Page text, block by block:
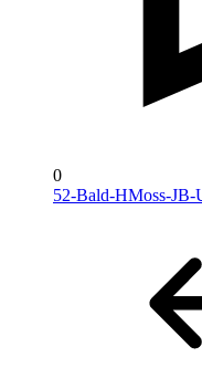
0
52-Bald-HMoss-